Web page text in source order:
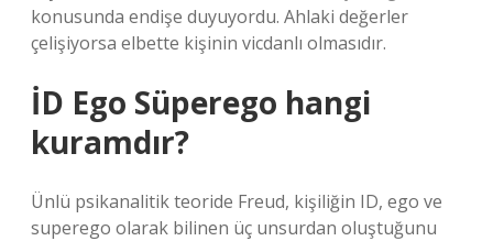
konusunda endişe duyuyordu. Ahlaki değerler
çelişiyorsa elbette kişinin vicdanlı olmasıdır.
İD Ego Süperego hangi
kuramdır?
Ünlü psikanalitik teoride Freud, kişiliğin ID, ego ve
superego olarak bilinen üç unsurdan oluştuğunu